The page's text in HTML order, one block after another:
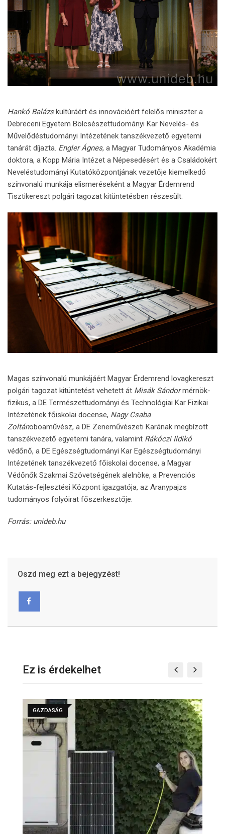
Hankó Balázskultúráért és innovációért felelős miniszter a
Debreceni Egyetem Bölcsészettudományi Kar Nevelés- és
Művelődéstudományi Intézetének tanszékvezető egyetemi
tanárát díjazta. Engler Ágnes, a Magyar Tudományos Akadémia
doktora, a Kopp Mária Intézet a Népesedésért és a Családokért
Neveléstudományi Kutatóközpontjának vezetője kiemelkedő
színvonalú munkája elismeréseként a Magyar Érdemrend
Tisztikereszt polgári tagozat kitüntetésben részesült.
Magas színvonalú munkájáért Magyar Érdemrend lovagkereszt
polgári tagozat kitüntetést vehetett át Misák Sándormérnök-
fizikus, a DE Természettudományi és Technológiai Kar Fizikai
Intézetének főiskolai docense, Nagy Csaba
Zoltánoboaművész, a DE Zeneművészeti Karának megbízott
tanszékvezető egyetemi tanára, valamint Rákóczi Ildikó
védőnő, a DE Egészségtudományi Kar Egészségtudományi
Intézetének tanszékvezető főiskolai docense, a Magyar
Védőnők Szakmai Szövetségének alelnöke, a Prevenciós
Kutatás-fejlesztési Központ igazgatója, az Aranypajzs
tudományos folyóirat főszerkesztője.
Forrás: unideb.hu
Oszd meg ezt a bejegyzést!
Ez is érdekelhet
GAZDASÁG